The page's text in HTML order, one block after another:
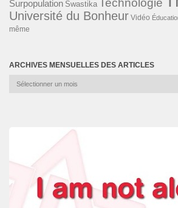
Surpopulation Swastika Technologie
Université du Bonheur Vidéo
même
ARCHIVES MENSUELLES DES ARTICLES
Archives